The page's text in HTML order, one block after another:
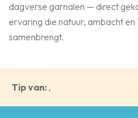
dagverse garnalen — direct
ervaring die natuur, ambacht en
samenbrengt.
Tip van: ,